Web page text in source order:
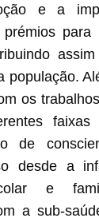
e a
prémios
população.
os
de
desde a
e
a sub-